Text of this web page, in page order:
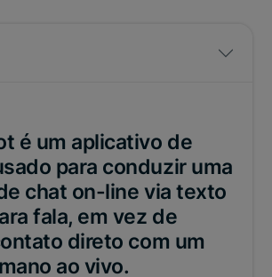
é um aplicativo de
para conduzir uma
chat on-line via texto
fala, em vez de
direto com um
ao vivo.